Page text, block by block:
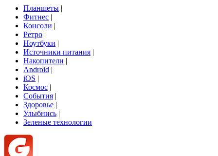
Планшеты |
Фитнес |
Консоли |
Ретро |
Ноутбуки |
Источники питания |
Накопители |
Android |
iOS |
Космос |
События |
Здоровье |
Улыбнись |
Зеленые технологии